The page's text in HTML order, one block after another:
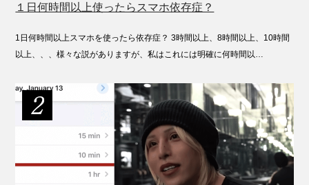
１日何時間以上使ったらスマホ依存症？
1日何時間以上スマホを使ったら依存症？ 3時間以上、8時間以上、10時間
以上、、、様々な説がありますが、私はこれには明確に何時間以…